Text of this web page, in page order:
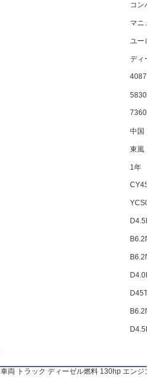
コンパ
マニュ
ユーロ3
ディー
4087-
7360
中国
東風
1年